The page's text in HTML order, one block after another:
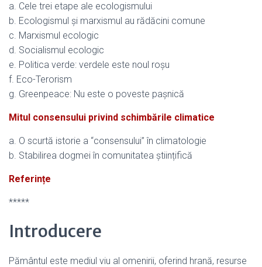
a. Cele trei etape ale ecologismului
b. Ecologismul și marxismul au rădăcini comune
c. Marxismul ecologic
d. Socialismul ecologic
e. Politica verde: verdele este noul roșu
f. Eco-Terorism
g. Greenpeace: Nu este o poveste pașnică
Mitul consensului privind schimbările climatice
a. O scurtă istorie a “consensului” în climatologie
b. Stabilirea dogmei în comunitatea științifică
Referințe
*****
Introducere
Pământul este mediul viu al omenirii, oferind hrană, resurse